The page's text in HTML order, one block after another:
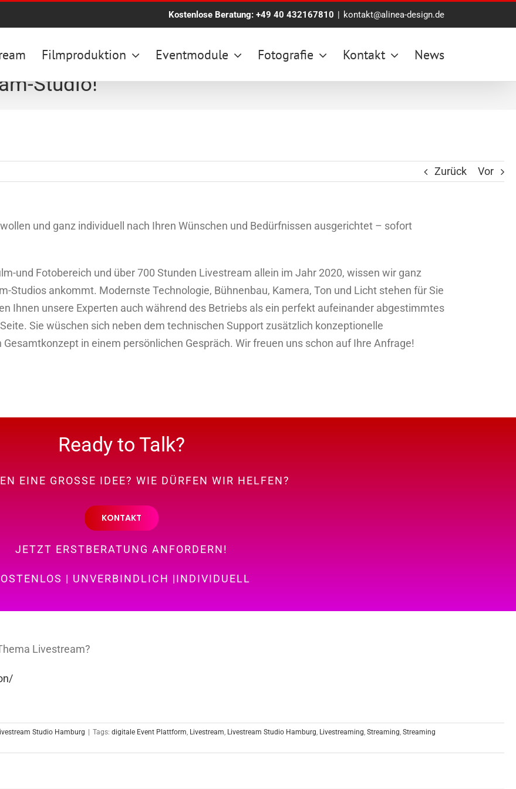
Kostenlose Beratung: +49 40 432167810 | kontakt@alinea-design.de
Filmproduktion Eventmodule Fotografie Kontakt News
Studio!
Zurück Vor
und ganz individuell nach Ihren Wünschen und Bedürfnissen ausgerichtet – sofort
und Fotobereich und über 700 Stunden Livestream allein im Jahr 2020, wissen wir ganz
Studios ankommt. Modernste Technologie, Bühnenbau, Kamera, Ton und Licht stehen für Sie
Ihnen unsere Experten auch während des Betriebs als ein perfekt aufeinander abgestimmtes
Sie wüschen sich neben dem technischen Support zusätzlich konzeptionelle
in einem persönlichen Gespräch. Wir freuen uns schon auf Ihre Anfrage!
Ready to Talk?
EINE GROSSE IDEE? WIE DÜRFEN WIR HELFEN?
KONTAKT
JETZT ERSTBERATUNG ANFORDERN!
| UNVERBINDLICH |INDIVIDUELL
Livestream?
Studio Hamburg | Tags: digitale Event Plattform Livestream Livestream Studio Hamburg Livestreaming Streaming Streaming